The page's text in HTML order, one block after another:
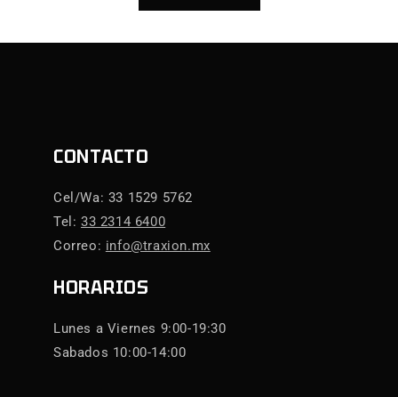
CONTACTO
Cel/Wa: 33 1529 5762
Tel:33 2314 6400
Correo: info@traxion.mx
HORARIOS
Lunes a Viernes 9:00-19:30
Sabados 10:00-14:00